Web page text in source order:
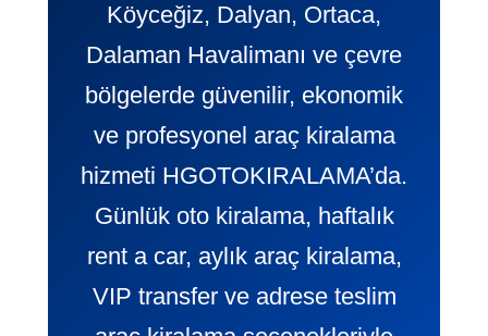
Köyceğiz, Dalyan, Ortaca,
Dalaman Havalimanı ve çevre
bölgelerde güvenilir, ekonomik
ve profesyonel araç kiralama
hizmeti HGOTOKIRALAMA’da.
Günlük oto kiralama, haftalık
rent a car, aylık araç kiralama,
VIP transfer ve adrese teslim